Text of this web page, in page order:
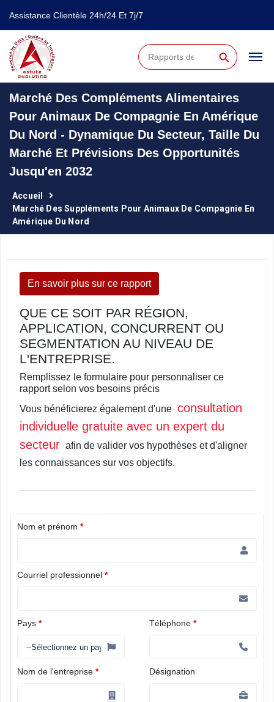
Assistance Clientèle 24h/24 Et 7j/7
⚲
Marché Des Compléments Alimentaires
Pour Animaux De Compagnie En Amérique
Du Nord - Dynamique Du Secteur, Taille Du
Marché Et Prévisions Des Opportunités
Jusqu'en 2032
Accueil
Marché Des Suppléments Pour Animaux De Compagnie En
Amérique Du Nord
En savoir plus sur ce rapport
QUE CE SOIT PAR RÉGION,
APPLICATION, CONCURRENT OU
SEGMENTATION AU NIVEAU DE
L'ENTREPRISE.
Remplissez le formulaire pour personnaliser ce
rapport selon vos besoins précis
Vous bénéficierez également d'une consultation
individuelle gratuite avec un expert du
secteur afin de valider vos hypothèses et d'aligner
les connaissances sur vos objectifs.
Nom et prénom *
Courriel professionnel *
Pays * Téléphone *
Nom de l'entreprise * Désignation